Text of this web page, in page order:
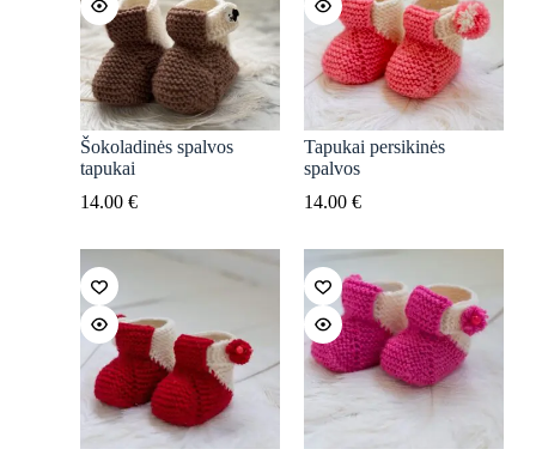
Šokoladinės spalvos
tapukai
14.00 €
Tapukai persikinės
spalvos
14.00 €